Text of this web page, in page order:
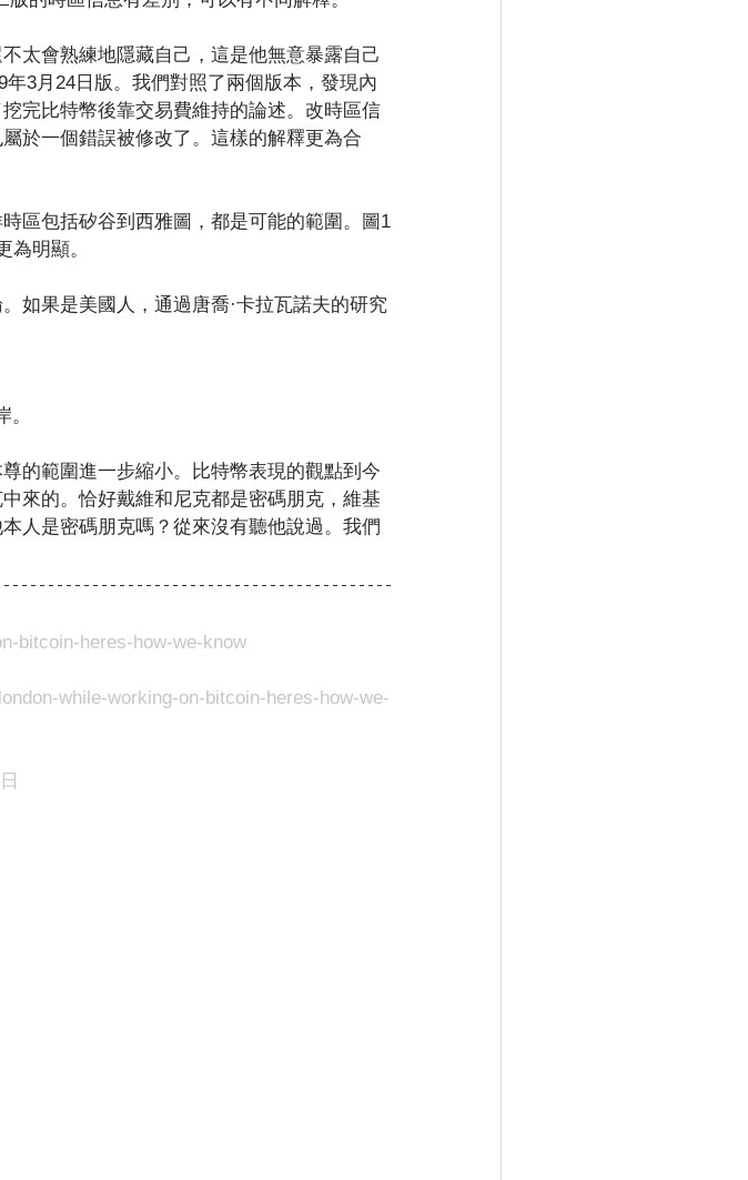
太會熟練地隱藏自己，這是他無意暴露自己
3月24日版。我們對照了兩個版本，發現內
完比特幣後靠交易費維持的論述。改時區信
於一個錯誤被修改了。這樣的解釋更為合
區包括矽谷到西雅圖，都是可能的範圍。圖1
明顯。
如果是美國人，通過唐喬·卡拉瓦諾夫的研究
的範圍進一步縮小。比特幣表現的觀點到今
來的。恰好戴維和尼克都是密碼朋克，維基
人是密碼朋克嗎？從來沒有聽他說過。我們
bitcoin-heres-how-we-know
while-working-on-bitcoin-heres-how-we-